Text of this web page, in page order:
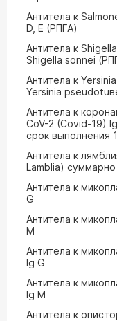
Антитела к
D, E (РПГА)
Антитела к
Shigella sonnei
Антитела к
Yersinia
Антитела к
CoV-2 (Covid-19)
срок выполнения
Антитела к
Lamblia)
Антитела к
G
Антитела к
M
Антитела к
Ig G
Антитела к
Ig M
Антитела к